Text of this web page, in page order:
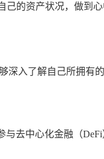
的资产状况，做到心
入了解自己所拥有
去中心化金融（